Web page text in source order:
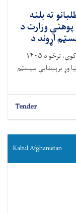
ته بلنه
لپاره د پوهنې وزارت د
اړوند د
پوهنې وزارت په شرایطو برابر ټولو داوطلبانو ته بلنه ورکوي، ترڅو د ۱۴۰۵
وړ برېښنايي سیسټم
Tender
Kabul Afghanistan